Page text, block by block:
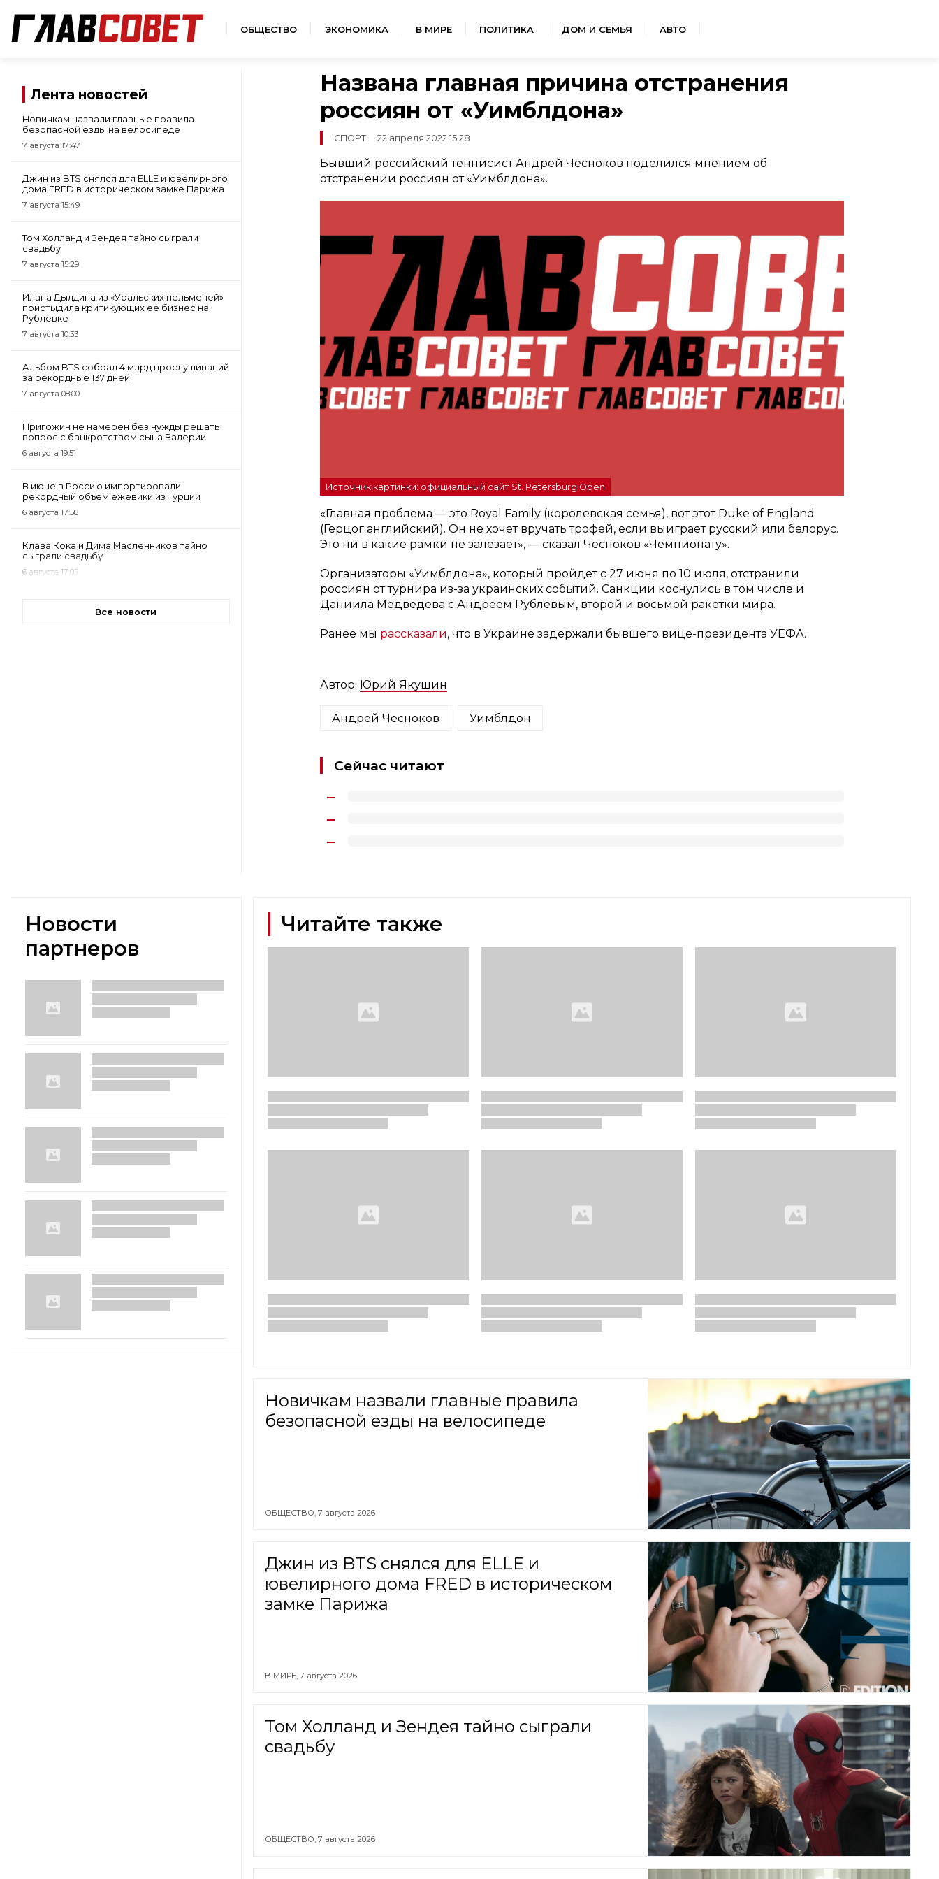
ОБЩЕСТВО ЭКОНОМИКА В МИРЕ ПОЛИТИКА ДОМ И СЕМЬЯ АВТО
Лента новостей
Новичкам назвали главные правила
безопасной езды на велосипеде
7 августа 17:47
Джин из BTS снялся для ELLE и ювелирного
дома FRED в историческом замке Парижа
7 августа 15:49
Том Холланд и Зендея тайно сыграли
свадьбу
7 августа 15:29
Илана Дылдина из «Уральских пельменей»
пристыдила критикующих ее бизнес на
Рублевке
7 августа 10:33
Альбом BTS собрал 4 млрд прослушиваний
за рекордные 137 дней
7 августа 08:00
Пригожин не намерен без нужды решать
вопрос с банкротством сына Валерии
6 августа 19:51
В июне в Россию импортировали
рекордный объем ежевики из Турции
6 августа 17:58
Клава Кока и Дима Масленников тайно
сыграли свадьбу
6 августа 17:05
Все новости
Названа главная причина отстранения
россиян от «Уимблдона»
СПОРТ 22 апреля 2022 15:28
Бывший российский теннисист Андрей Чесноков поделился мнением об
отстранении россиян от «Уимблдона».
Источник картинки: официальный сайт St. Petersburg Open
«Главная проблема — это Royal Family (королевская семья), вот этот Duke of England
(Герцог английский). Он не хочет вручать трофей, если выиграет русский или белорус.
Это ни в какие рамки не залезает», — сказал Чесноков «Чемпионату».
Организаторы «Уимблдона», который пройдет с 27 июня по 10 июля, отстранили
россиян от турнира из-за украинских событий. Санкции коснулись в том числе и
Даниила Медведева с Андреем Рублевым, второй и восьмой ракетки мира.
Ранее мы рассказали, что в Украине задержали бывшего вице-президента УЕФА.
Автор: Юрий Якушин
Андрей Чесноков Уимблдон
Сейчас читают
Новости
партнеров
Читайте также
Новичкам назвали главные правила
безопасной езды на велосипеде
ОБЩЕСТВО, 7 августа 2026
Джин из BTS снялся для ELLE и
ювелирного дома FRED в историческом
замке Парижа
В МИРЕ, 7 августа 2026
Том Холланд и Зендея тайно сыграли
свадьбу
ОБЩЕСТВО, 7 августа 2026